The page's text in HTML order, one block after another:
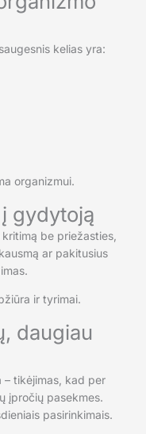
kelias yra:
organizmui.
gydytoją
be priežasties,
ar pakitusius
ir tyrimai.
daugiau
– tikėjimas, kad per
įpročių pasekmes.
pasirinkimais.